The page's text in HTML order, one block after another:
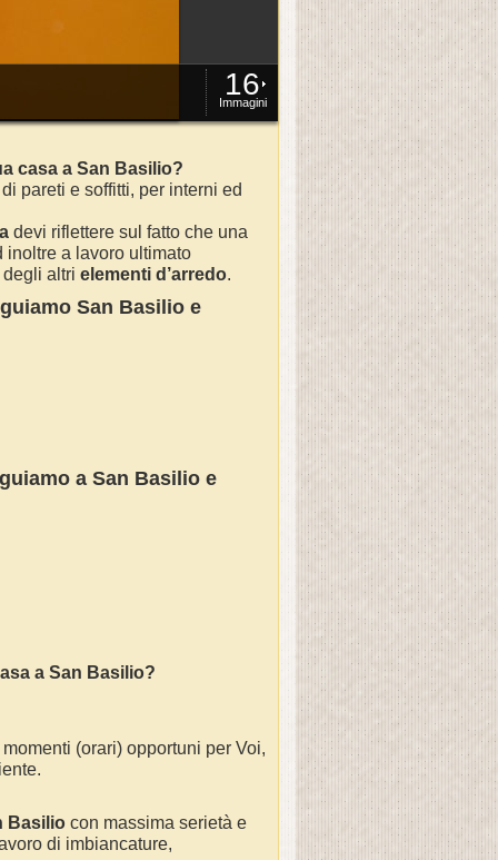
16
Immagini
casa a San Basilio?
pareti e soffitti, per interni ed
devi riflettere sul fatto che una
a lavoro ultimato
altri elementi d’arredo.
San Basilio e
a San Basilio e
a San Basilio?
(orari) opportuni per Voi,
Basilio con massima serietà e
di imbiancature,